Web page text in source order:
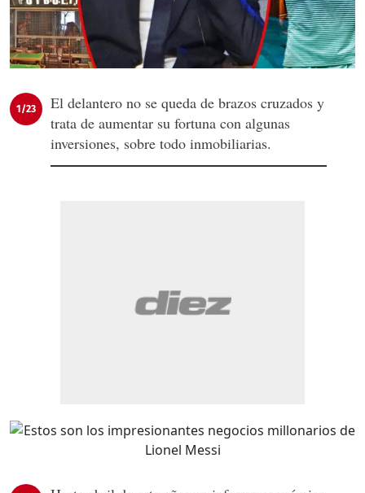
1/23
El delantero no se queda de brazos cruzados y
trata de aumentar su fortuna con algunas
inversiones, sobre todo inmobiliarias.